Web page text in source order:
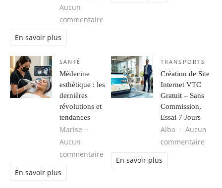
Aucun
commentaire
En savoir plus
SANTÉ
Médecine
esthétique : les
dernières
révolutions et
tendances
Marise
Aucun
commentaire
En savoir plus
TRANSPORTS
Création de Site
Internet VTC
Gratuit – Sans
Commission,
Essai 7 Jours
Alba
Aucun
commentaire
En savoir plus